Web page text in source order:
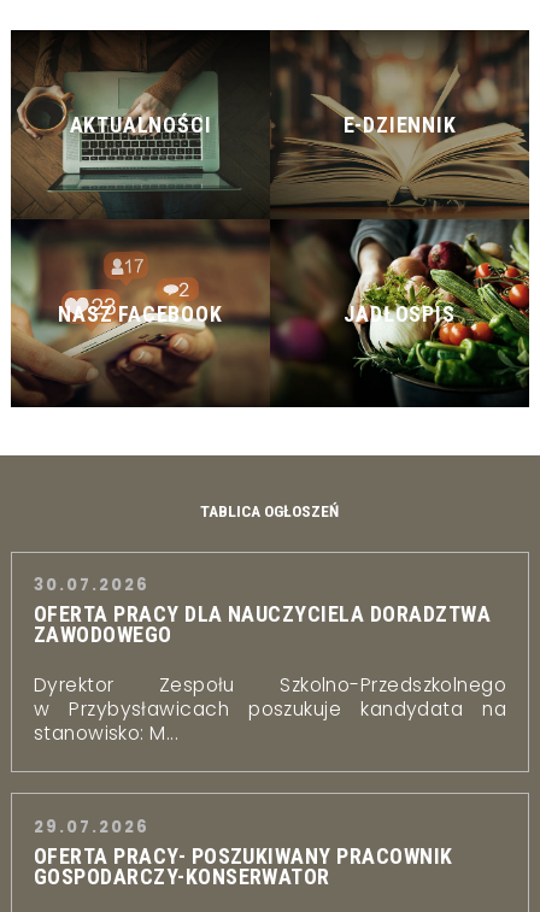
AKTUALNOŚCI E-DZIENNIK
NASZ FACEBOOK JADŁOSPIS
TABLICA OGŁOSZEŃ
30.07.2026
OFERTA PRACY DLA NAUCZYCIELA DORADZTWA
ZAWODOWEGO
Dyrektor Zespołu Szkolno-Przedszkolnego
w Przybysławicach poszukuje kandydata na
stanowisko: M...
29.07.2026
OFERTA PRACY- POSZUKIWANY PRACOWNIK
GOSPODARCZY-KONSERWATOR